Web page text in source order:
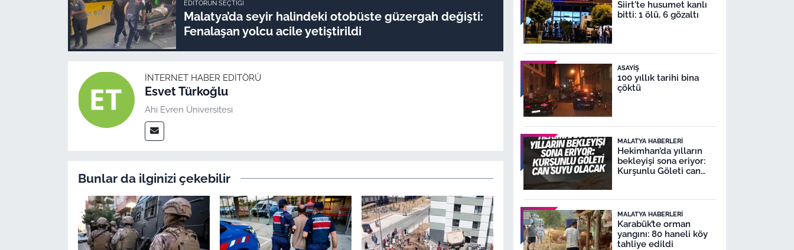
EDITÖRÜN SEÇTIĞI
Malatya’da seyir halindeki otobüste güzergah değişti:
Fenalaşan yolcu acile yetiştirildi
İNTERNET HABER EDITÖRÜ
Esvet Türkoğlu
Ahi Evren Üniversitesi
Bunlar da ilginizi çekebilir
Siirt'te husumet kanlı
bitti: 1 ölü, 6 gözaltı
ASAYIŞ
100 yıllık tarihi bina
çöktü
MALATYA HABERLERI
Hekimhan’da yılların
bekleyişi sona eriyor:
Kurşunlu Göleti can
MALATYA HABERLERI
Karabük’te orman
yangını: 80 haneli köy
tahliye edildi